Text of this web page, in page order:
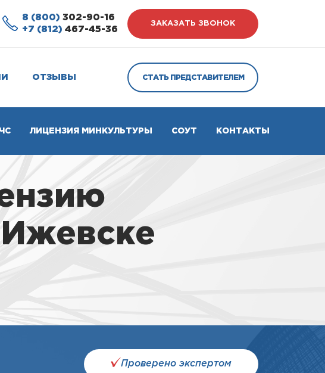
8 (800) 302-90-16
+7 (812) 467-45-36
ЗАКАЗАТЬ ЗВОНОК
ОТЗЫВЫ СТАТЬ ПРЕДСТАВИТЕЛЕМ
ЛИЦЕНЗИЯ МИНКУЛЬТУРЫ СОУТ КОНТАКТЫ
Проверено экспертом